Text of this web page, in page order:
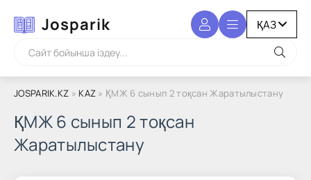
Josparik
JOSPARIK.KZ » KAZ » ҚМЖ 6 сынып 2 тоқсан Жаратылыстану
ҚМЖ 6 сынып 2 тоқсан
Жаратылыстану